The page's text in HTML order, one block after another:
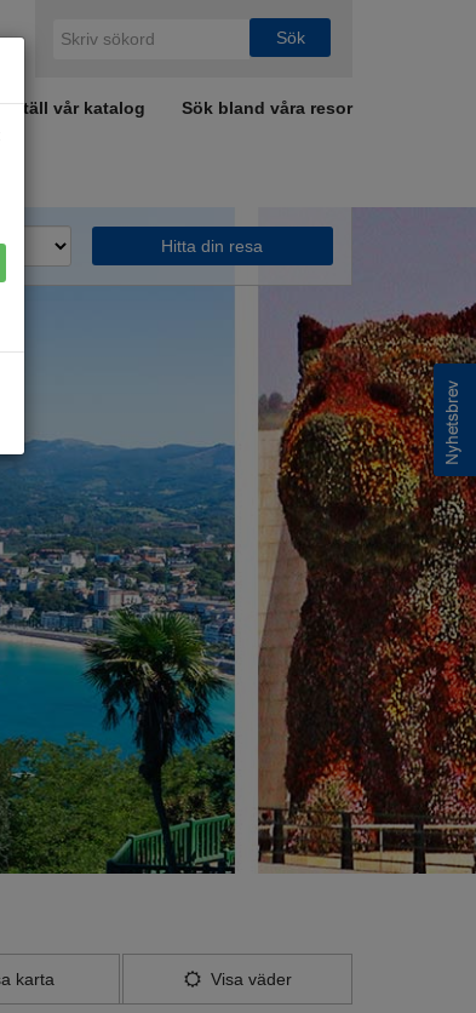
vår katalog Sök bland våra resor
Hitta din resa
karta Visa väder